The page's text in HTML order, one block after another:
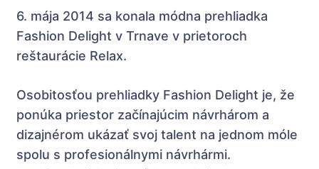
6. mája 2014 sa konala módna prehliadka
Fashion Delight v Trnave v prietoroch
reštaurácie Relax.
Osobitosťou prehliadky Fashion Delight je, že
ponúka priestor začínajúcim návrhárom a
dizajnérom ukázať svoj talent na jednom móle
spolu s profesionálnymi návrhármi.